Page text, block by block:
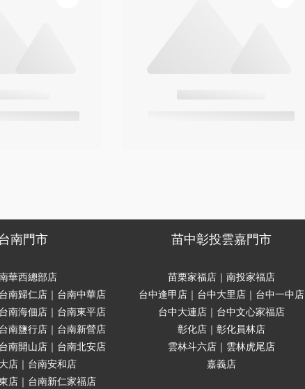
南門市
華西總部店
南歸仁店｜台南中華店
南海佃店｜台南東平店
南鹽行店｜台南新營店
南開山店｜台南北安店
店｜台南安和店
店｜台南新仁家福店
苗中彰投雲嘉門市
苗栗家福店｜南投家福店
台中逢甲店｜台中大里店｜台中一中店
台中大連店｜台中文心家福店
彰化店｜彰化員林店
雲林斗六店｜雲林虎尾店
嘉義店